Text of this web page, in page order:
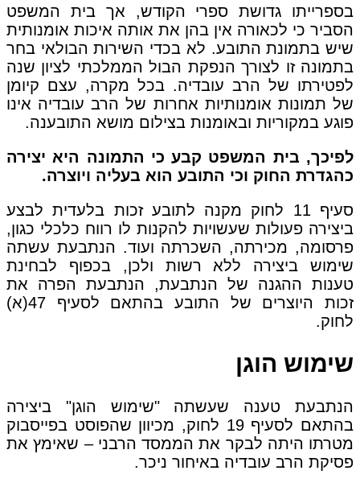
בספרייתו גדושת ספרי הקודש, אך בית המשפט
הסביר כי לכאורה אין בהן את אותה איכות אומנותית
שיש בתמונת התובע. לא בכדי השירות הבולאי בחר
בתמונה זו לצורך הנפקת הבול הממלכתי לציון שנה
לפטירתו של הרב עובדיה. בכל מקרה, עצם קיומן
של תמונות אומנותיות אחרות של הרב עובדיה אינו
פוגע במקוריות ובאומנות בצילום מושא התובענה.
לפיכך, בית המשפט קבע כי התמונה היא יצירה
כהגדרת החוק וכי התובע הוא בעליה ויוצרה.
סעיף 11 לחוק מקנה לתובע זכות בלעדית לבצע
ביצירה פעולות שעשויות להקנות לו רווח כלכלי כגון,
פרסומה, מכירתה, השכרתה ועוד. הנתבעת עשתה
שימוש ביצירה ללא רשות ולכן, בכפוף לבחינת
טענות ההגנה של הנתבעת, הנתבעת הפרה את
זכות היוצרים של התובע בהתאם לסעיף 47(א)
לחוק.
שימוש הוגן
הנתבעת טענה שעשתה "שימוש הוגן" ביצירה
בהתאם לסעיף 19 לחוק, מכיוון שהפוסט בפייסבוק
מטרתו היתה לבקר את הממסד הרבני – שאימץ את
פסיקת הרב עובדיה באיחור ניכר.